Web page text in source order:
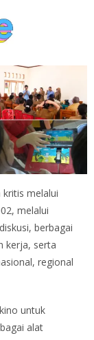
melalui
melalui
berbagai
kerja, serta
regional
untuk
alat